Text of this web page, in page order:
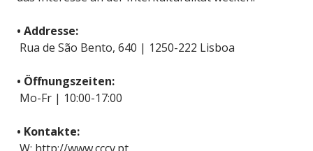
• Addresse:
Rua de São Bento, 640 | 1250-222 Lisboa
• Öffnungszeiten:
Mo-Fr | 10:00-17:00
• Kontakte:
W: http://www.cccv.pt